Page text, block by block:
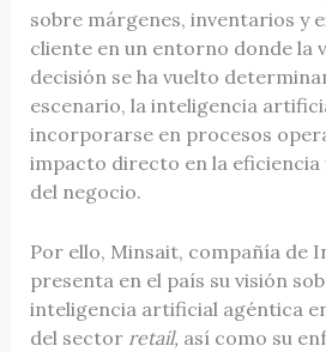
sobre márgenes, inventarios y
cliente en un entorno donde la
decisión se ha vuelto
escenario, la inteligencia
incorporarse en procesos
impacto directo en la eficiencia
del negocio.
Por ello, Minsait, compañía de
presenta en el país su visión
inteligencia artificial agéntica
del sector retail, así como su